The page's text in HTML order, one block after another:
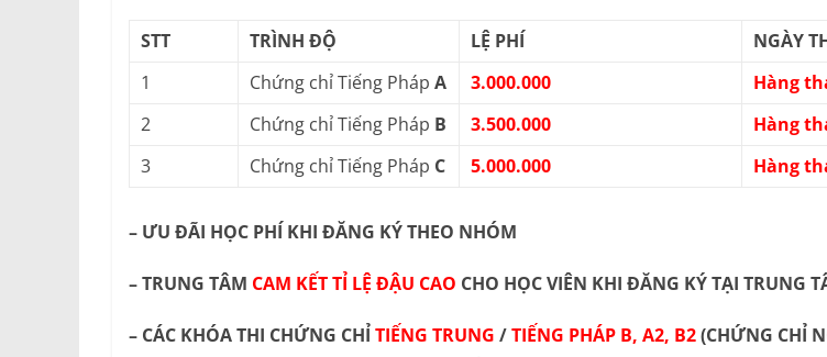
STT TRÌNH ĐỘ LỆ PHÍ
NGÀY
1
Chứng chỉ Tiếng Pháp A 3.000.000
Hàng
2
Chứng chỉ Tiếng Pháp B 3.500.000
Hàng
3
Chứng chỉ Tiếng Pháp C 5.000.000 Hàng
– ƯU ĐÃI HỌC PHÍ KHI ĐĂNG KÝ THEO NHÓM
– TRUNG TÂM CAM KẾT TỈ LỆ ĐẬU CAO CHO HỌC VIÊN KHI ĐĂNG KÝ TẠI TRUNG
– CÁC KHÓA THI CHỨNG CHỈ TIẾNG TRUNG /TIẾNG PHÁP B, A2, B2(CHỨNG CHỈ